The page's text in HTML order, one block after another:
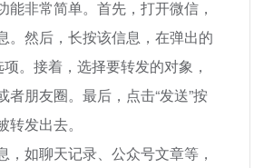
能非常简单。首先，打开微信，
。然后，长按该信息，在弹出的
项。接着，选择要转发的对象，
者朋友圈。最后，点击“发送”按
发出去。
，如聊天记录、公众号文章等，